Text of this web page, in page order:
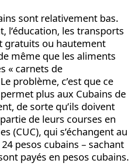
sont relativement bas.
l’éducation, les transports
gratuits ou hautement
même que les aliments
« carnets de
problème, c’est que ce
plus aux Cubains de
de sorte qu’ils doivent
de leurs courses en
(CUC), qui s’échangent au
pesos cubains – sachant
payés en pesos cubains.